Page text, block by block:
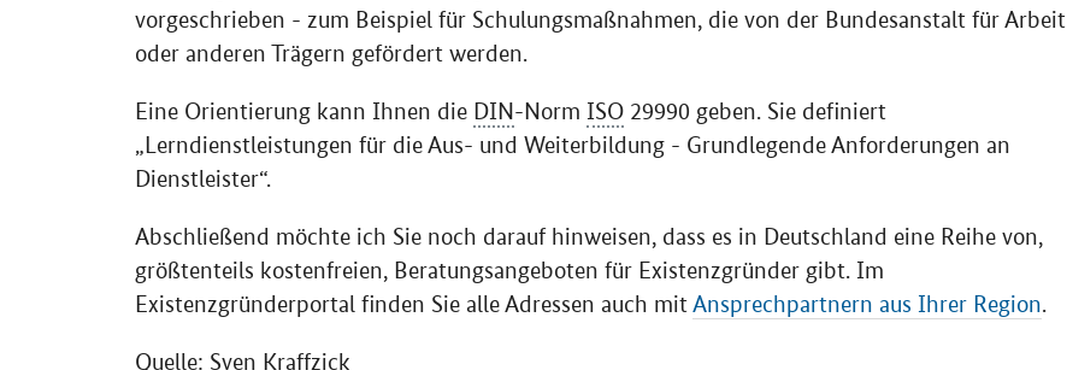
vorgeschrieben - zum Beispiel für Schulungsmaßnahmen, die von der Bundesanstalt für Arbeit
oder anderen Trägern gefördert werden.
Eine Orientierung kann Ihnen die DIN-Norm ISO 29990 geben. Sie definiert
„Lerndienstleistungen für die Aus- und Weiterbildung - Grundlegende Anforderungen an
Dienstleister“.
Abschließend möchte ich Sie noch darauf hinweisen, dass es in Deutschland eine Reihe von,
größtenteils kostenfreien, Beratungsangeboten für Existenzgründer gibt. Im
Existenzgründerportal finden Sie alle Adressen auch mitAnsprechpartnern aus Ihrer Region.
Quelle: Sven Kraffzick